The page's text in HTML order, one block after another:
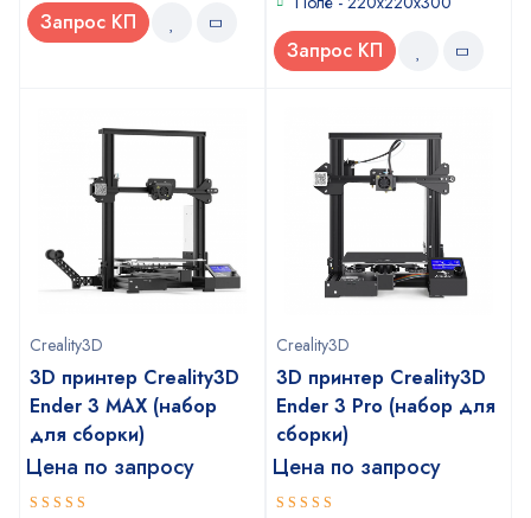
Запрос КП
Запрос КП
Creality3D
3D принтер Creality3D
Ender 3 MAX (набор
для сборки)
Цена по запросу
Creality3D
3D принтер Creality3D
Ender 3 Pro (набор для
сборки)
Цена по запросу